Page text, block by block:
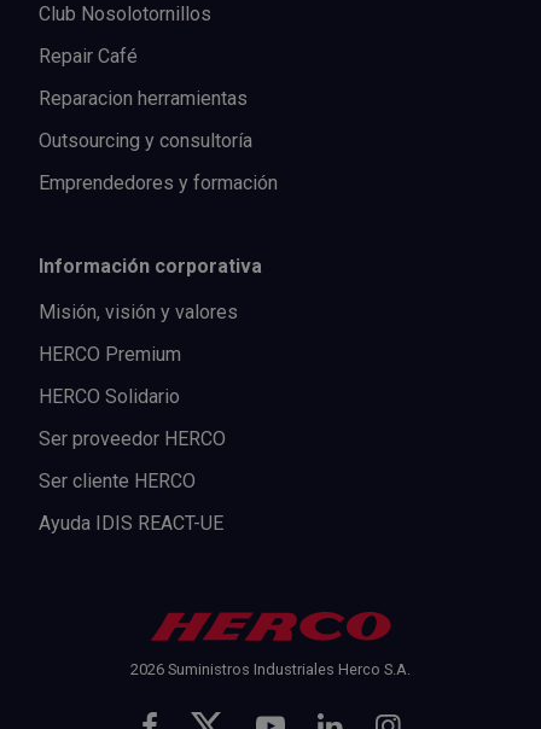
Club Nosolotornillos
Repair Café
Reparacion herramientas
Outsourcing y consultoría
Emprendedores y formación
Información corporativa
Misión, visión y valores
HERCO Premium
HERCO Solidario
Ser proveedor HERCO
Ser cliente HERCO
Ayuda IDIS REACT-UE
2026 Suministros Industriales Herco S.A.